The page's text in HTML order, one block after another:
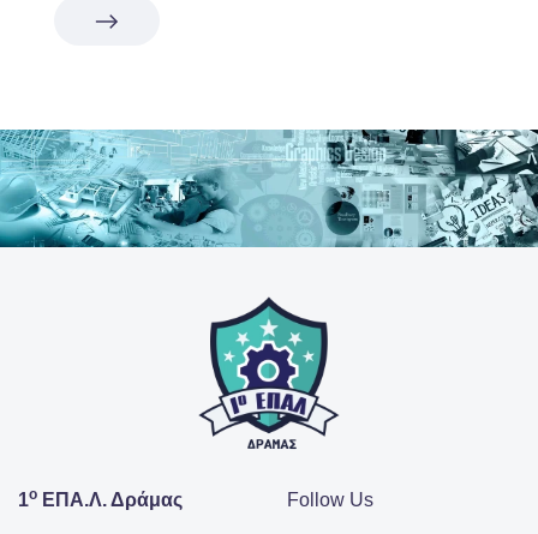
1ο ΕΠΑ.Λ. Δράμας Follow Us